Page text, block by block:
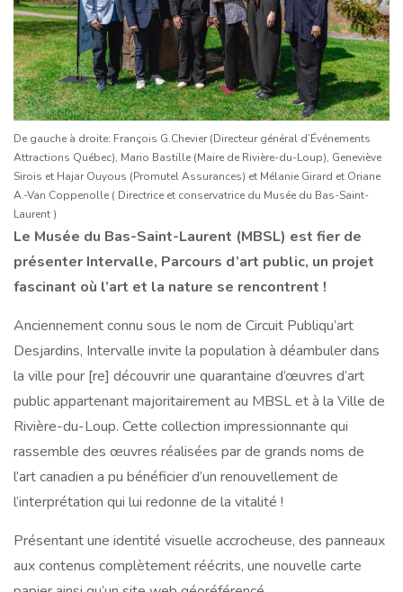
De gauche à droite: François G.Chevier (Directeur général d’Événements
Attractions Québec), Mario Bastille (Maire de Rivière-du-Loup), Geneviève
Sirois et Hajar Ouyous (Promutel Assurances) et Mélanie Girard et Oriane
A.-Van Coppenolle ( Directrice et conservatrice du Musée du Bas-Saint-
Laurent )
Le Musée du Bas-Saint-Laurent (MBSL) est fier de
présenter Intervalle, Parcours d’art public, un projet
fascinant où l’art et la nature se rencontrent !
Anciennement connu sous le nom de Circuit Publiqu’art
Desjardins, Intervalle invite la population à déambuler dans
la ville pour [re] découvrir une quarantaine d’œuvres d’art
public appartenant majoritairement au MBSL et à la Ville de
Rivière-du-Loup. Cette collection impressionnante qui
rassemble des œuvres réalisées par de grands noms de
l’art canadien a pu bénéficier d’un renouvellement de
l’interprétation qui lui redonne de la vitalité !
Présentant une identité visuelle accrocheuse, des panneaux
aux contenus complètement réécrits, une nouvelle carte